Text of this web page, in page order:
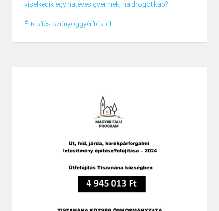
viselkedik egy hatéves gyermek, ha drogot kap?
Értesítés szúnyoggyérítésről